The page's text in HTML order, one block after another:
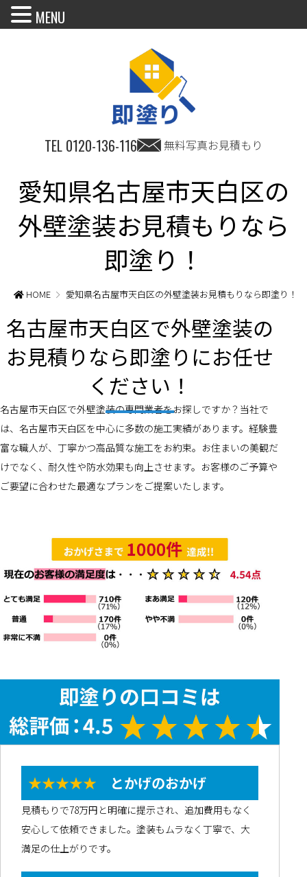
TEL 0120-136-116 無料写真お見積もり
愛知県名古屋市天白区の
外壁塗装お見積もりなら
即塗り！
HOME 愛知県名古屋市天白区の外壁塗装お見積もりなら即塗り！
名古屋市天白区で外壁塗装の
お見積りなら即塗りにお任せ
ください！
名古屋市天白区で外壁塗装の専門業者をお探しですか？当社で
は、名古屋市天白区を中心に多数の施工実績があります。経験豊
富な職人が、丁寧かつ高品質な施工をお約束。お住まいの美観だ
けでなく、耐久性や防水効果も向上させます。お客様のご予算や
ご要望に合わせた最適なプランをご提案いたします。
★★★★★ とかげのおかげ
見積もりで78万円と明確に提示され、追加費用もなく
安心して依頼できました。塗装もムラなく丁寧で、大
満足の仕上がりです。
MENU